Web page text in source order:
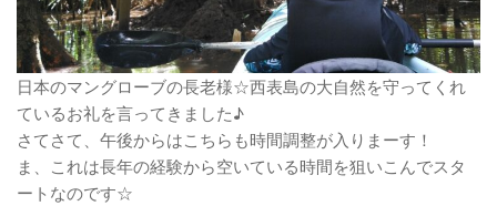
日本のマングローブの長老様☆西表島の大自然を守ってくれ
ているお礼を言ってきました♪
さてさて、午後からはこちらも時間調整が入りまーす！
ま、これは長年の経験から空いている時間を狙いこんでスタ
ートなのです☆